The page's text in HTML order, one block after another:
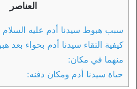
العناصر
سبب هبوط سيدنا أدم عليه السلام
كيفية التقاء سيدنا أدم بحواء بعد
منهما في مكان:
حياة سيدنا أدم ومكان دفنه: